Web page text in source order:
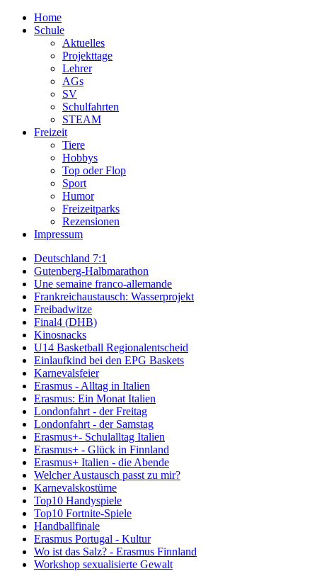
Home
Schule
Aktuelles
Projekttage
Lehrer
AGs
SV
Schulfahrten
STEAM
Freizeit
Tiere
Hobbys
Top oder Flop
Sport
Humor
Freizeitparks
Rezensionen
Impressum
Deutschland 7:1
Gutenberg-Halbmarathon
Une semaine franco-allemande
Frankreichaustausch: Wasserprojekt
Freibadwitze
Final4 (DHB)
Kinosnacks
U14 Basketball Regionalentscheid
Einlaufkind bei den EPG Baskets
Karnevalsfeier
Erasmus - Alltag in Italien
Erasmus: Ein Monat Italien
Londonfahrt - der Freitag
Londonfahrt - der Samstag
Erasmus+- Schulalltag Italien
Erasmus+ - Glück in Finnland
Erasmus+ Italien - die Abende
Welcher Austausch passt zu mir?
Karnevalskostüme
Top10 Handyspiele
Top10 Fortnite-Spiele
Handballfinale
Erasmus Portugal - Kultur
Wo ist das Salz? - Erasmus Finnland
Workshop sexualisierte Gewalt